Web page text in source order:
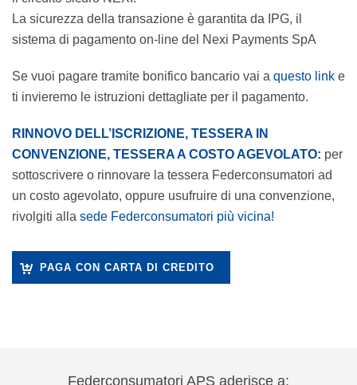
La sicurezza della transazione è garantita da IPG, il
sistema di pagamento on-line del Nexi Payments SpA
Se vuoi pagare tramite bonifico bancario vai a questo link e
ti invieremo le istruzioni dettagliate per il pagamento.
RINNOVO DELL’ISCRIZIONE, TESSERA IN
CONVENZIONE, TESSERA A COSTO AGEVOLATO: per
sottoscrivere o rinnovare la tessera Federconsumatori ad
un costo agevolato, oppure usufruire di una convenzione,
rivolgiti alla sede Federconsumatori più vicina!
PAGA CON CARTA DI CREDITO
Federconsumatori APS aderisce a: